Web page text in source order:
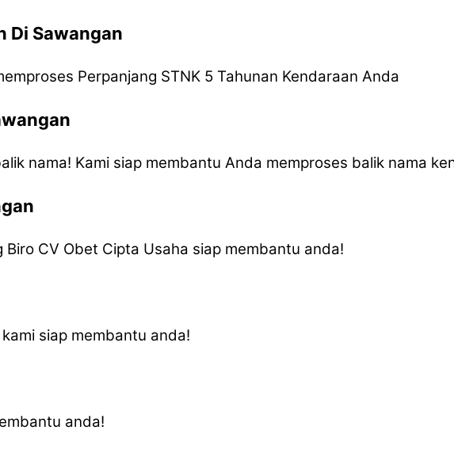
Di Sawangan
Perpanjang STNK 5 Tahunan Kendaraan Anda
nama! Kami siap membantu Anda memproses balik nama
CV Obet Cipta Usaha siap membantu anda!
siap membantu anda!
anda!